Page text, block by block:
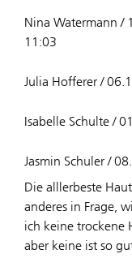
Nina Watermann /
11:03
Julia Hofferer /
Isabelle Schulte /
Jasmin Schuler /
Die alllerbeste
anderes in Frage,
ich keine trockene
aber keine ist so